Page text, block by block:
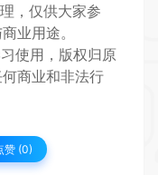
，仅供大家参
业用途。
使用，版权归原
商业和非法行
赞 (0)